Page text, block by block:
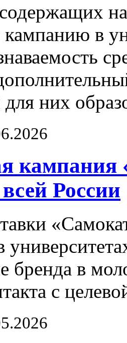
в
них
кампания
России
бренда в
с